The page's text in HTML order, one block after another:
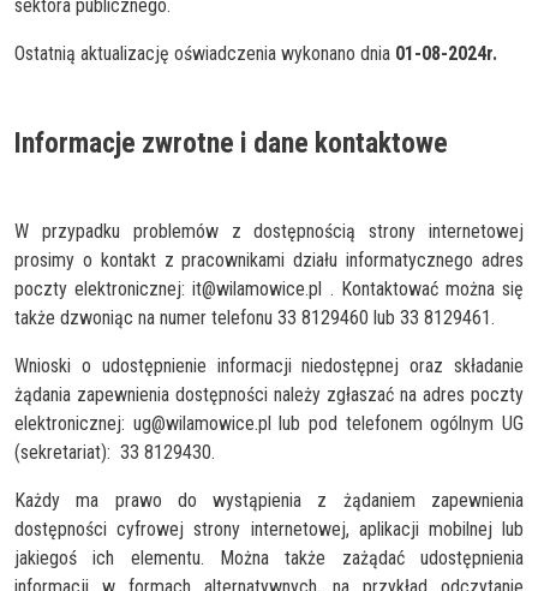
sektora publicznego.
Ostatnią aktualizację oświadczenia wykonano dnia 01-08-2024r.
Informacje zwrotne i dane kontaktowe
W przypadku problemów z dostępnością strony internetowej
prosimy o kontakt z pracownikami działu informatycznego adres
poczty elektronicznej: it@wilamowice.pl . Kontaktować można się
także dzwoniąc na numer telefonu 33 8129460 lub 33 8129461.
Wnioski o udostępnienie informacji niedostępnej oraz składanie
żądania zapewnienia dostępności należy zgłaszać na adres poczty
elektronicznej: ug@wilamowice.pl lub pod telefonem ogólnym UG
(sekretariat): 33 8129430.
Każdy ma prawo do wystąpienia z żądaniem zapewnienia
dostępności cyfrowej strony internetowej, aplikacji mobilnej lub
jakiegoś ich elementu. Można także zażądać udostępnienia